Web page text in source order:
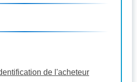
de l'acheteur